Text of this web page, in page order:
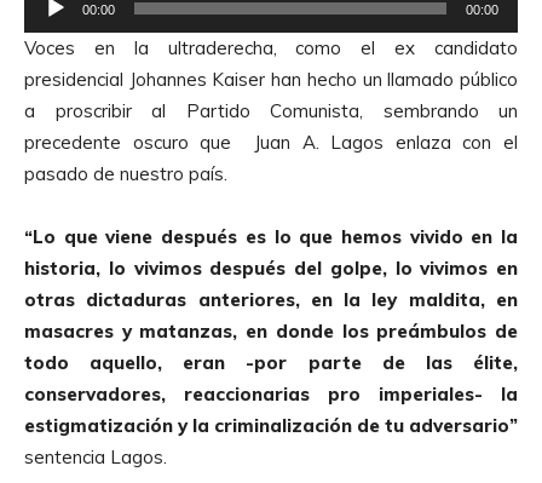
d
e
A
u
d
o
e
p
r
o
d
u
o
r
d
e
A
u
d
00:00 00:00
Voces en la ultraderecha, como el ex candidato
presidencial Johannes Kaiser han hecho un llamado público
a proscribir al Partido Comunista, sembrando un
precedente oscuro que Juan A. Lagos enlaza con el
pasado de nuestro país.
“Lo que viene después es lo que hemos vivido en la
historia, lo vivimos después del golpe, lo vivimos en
otras dictaduras anteriores, en la ley maldita, en
masacres y matanzas, en donde los preámbulos de
todo aquello, eran -por parte de las élite,
conservadores, reaccionarias pro imperiales- la
estigmatización y la criminalización de tu adversario”
sentencia Lagos.